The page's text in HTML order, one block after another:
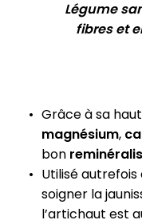
Légume
fibres et
Grâce à sa
magnésium,
bon
Utilisé
soigner la
l’artichaut est